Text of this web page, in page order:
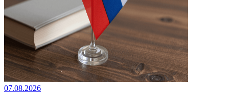
07.08.2026